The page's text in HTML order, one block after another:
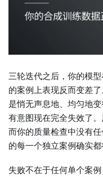
三轮迭代之后，你的模
的案例上表现反而变差
是悄无声息地、均匀地
有意图现在完全失效了。
而你的质量检查中没有
的每一个独立案例确实都
失败不在于任何单个案